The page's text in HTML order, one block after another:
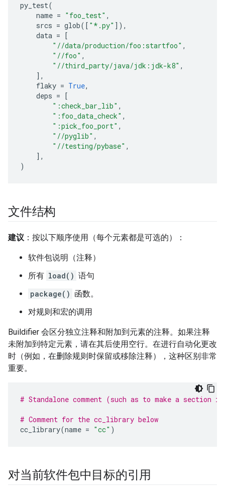
py_test(
name = "foo_test" ,
srcs = glob([ "*.py" ]),
data = [
"//data/production/foo:startfoo" ,
"//foo" ,
"//third_party/java/jdk:jdk-k8" ,
],
flaky = True,
deps = [
":check_bar_lib" ,
":foo_data_check" ,
":pick_foo_port" ,
"//pyglib" ,
"//testing/pybase" ,
],
)
文件结构
建议 ：按以下顺序使用（每个元素都是可选的）：
软件包说明（注释）
所有 load() 语句
package() 函数。
对规则和宏的调用
Buildifier 会区分独立注释和附加到元素的注释。如果注释
未附加到特定元素，请在其后使用空行。在进行自动化更改
时（例如，在删除规则时保留或移除注释），这种区别非常
重要。
# Standalone comment (such as to make a section
# Comment for the cc_library below
cc_library(name = "cc" )
对当前软件包中目标的引用